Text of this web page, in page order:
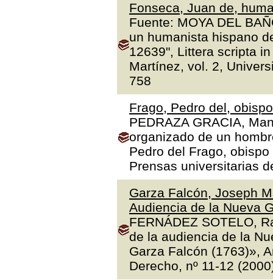
Fonseca, Juan de,
Fuente: MOYA DEL
un humanista hispano
12639", Littera scripta
Martínez, vol. 2,
758
Frago, Pedro del,
PEDRAZA GRACIA,
organizado de un
Pedro del Frago,
Prensas universitarias
Garza Falcón, Joseph
Audiencia de la Nueva
FERNÁDEZ SOTELO,
de la audiencia de la
Garza Falcón (1763)»,
Derecho, nº 11-12